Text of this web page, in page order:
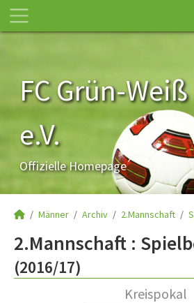
FC Grün-
e.V.
Offizielle Homepage
Männer Archiv 2.Mannschaft
2.Mannschaft :
(2016/17)
Kreispokal